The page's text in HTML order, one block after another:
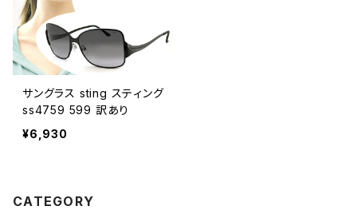
サングラス sting スティング
ss4759 599 訳あり
¥6,930
CATEGORY